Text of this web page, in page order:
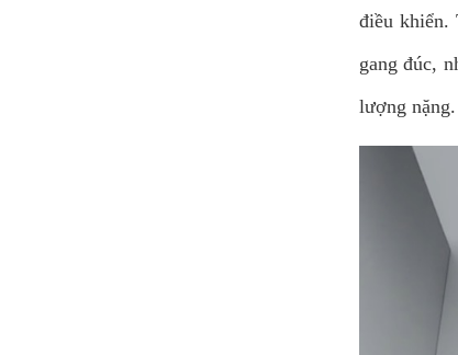
điều khiển.
gang đúc,
lượng nặng.